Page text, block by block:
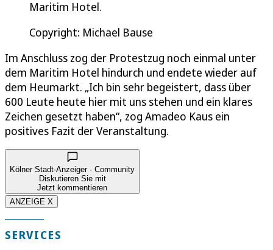
Maritim Hotel.
Copyright: Michael Bause
Im Anschluss zog der Protestzug noch einmal unter
dem Maritim Hotel hindurch und endete wieder auf
dem Heumarkt. „Ich bin sehr begeistert, dass über
600 Leute heute hier mit uns stehen und ein klares
Zeichen gesetzt haben“, zog Amadeo Kaus ein
positives Fazit der Veranstaltung.
Kölner Stadt-Anzeiger · Community
Diskutieren Sie mit
Jetzt kommentieren
ANZEIGE X
SERVICES